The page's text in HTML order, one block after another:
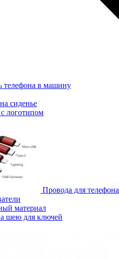
телефона в машину
сиденье
логотипом
Провода для телефона
материал
шею для ключей